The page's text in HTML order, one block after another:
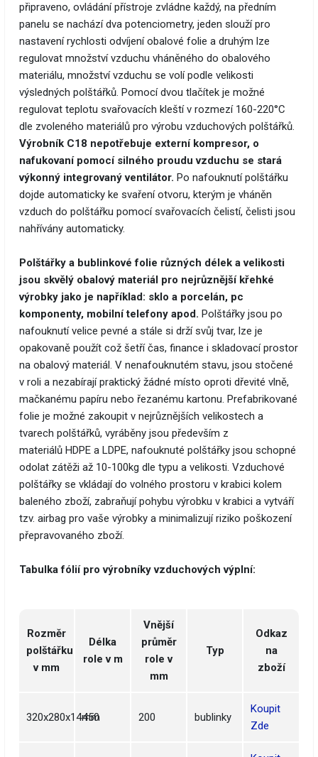
připraveno, ovládání přístroje zvládne každý, na předním
panelu se nachází dva potenciometry, jeden slouží pro
nastavení rychlosti odvíjení obalové folie a druhým lze
regulovat množství vzduchu vháněného do obalového
materiálu, množství vzduchu se volí podle velikosti
výsledných polštářků. Pomocí dvou tlačítek je možné
regulovat teplotu svařovacích kleští v rozmezí 160-220°C
dle zvoleného materiálů pro výrobu vzduchových polštářků.
Výrobník C18 nepotřebuje externí kompresor, o
nafukovaní pomocí silného proudu vzduchu se stará
výkonný integrovaný ventilátor. Po nafouknutí polštářku
dojde automaticky ke svaření otvoru, kterým je vháněn
vzduch do polštářku pomocí svařovacích čelistí, čelisti jsou
nahřívány automaticky.
Polštářky a bublinkové folie různých délek a velikosti
jsou skvělý obalový materiál pro nejrůznější křehké
výrobky jako je například: sklo a porcelán, pc
komponenty, mobilní telefony apod. Polštářky jsou po
nafouknutí velice pevné a stále si drží svůj tvar, lze je
opakovaně použít což šetří čas, finance i skladovací prostor
na obalový materiál. V nenafouknutém stavu, jsou stočené
v roli a nezabírají praktický žádné místo oproti dřevité vlně,
mačkanému papíru nebo řezanému kartonu. Prefabrikované
folie je možné zakoupit v nejrůznějších velikostech a
tvarech polštářků, vyráběny jsou především z
materiálů HDPE a LDPE, nafouknuté polštářky jsou schopné
odolat zátěži až 10-100kg dle typu a velikosti. Vzduchové
polštářky se vkládají do volného prostoru v krabici kolem
baleného zboží, zabraňují pohybu výrobku v krabici a vytváří
tzv. airbag pro vaše výrobky a minimalizují riziko poškození
přepravovaného zboží.
Tabulka fólií pro výrobníky vzduchových výplní:
Rozměr
polštářku
v mm
Délka
role v m
Vnější
průměr
role v
mm
Typ
Odkaz
na
zboží
320x280x14mm
450 200 bublinky
Koupit
Zde